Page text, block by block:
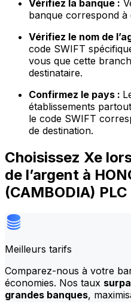
Vérifiez la banque :
banque correspond à
Vérifiez le nom de
code SWIFT
vous que cette
destinataire.
Confirmez le pays :
établissements
le code SWIFT
de destination.
Choisissez Xe
de l’argent à
(CAMBODIA) PLC
Meilleurs tarifs
Comparez-nous à votre
économies. Nos taux
grandes banques,